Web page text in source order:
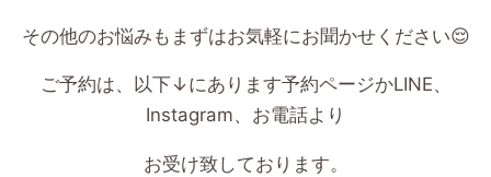
その他のお悩みもまずはお気軽にお聞かせください😌
ご予約は、以下↓にあります予約ページかLINE、
Instagram、お電話より
お受け致しております。